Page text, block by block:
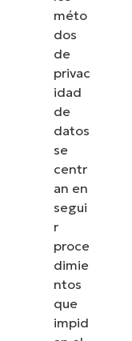
méto
dos
de
privac
idad
de
datos
se
centr
an en
segui
r
proce
dimie
ntos
que
impid